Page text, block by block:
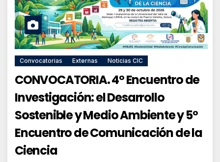
Convocatorias Externas Noticias CIC
CONVOCATORIA. 4º Encuentro de
Investigación: el Desarrollo
Sostenible y Medio Ambiente y 5º
Encuentro de Comunicación de la
Ciencia